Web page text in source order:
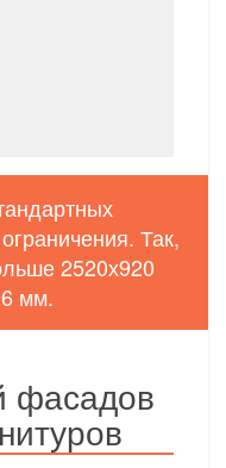
Так,
2520х920
мм.
фасадов